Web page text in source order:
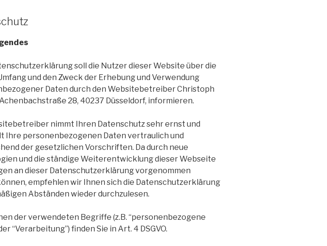
soll die Nutzer dieser Website über die
und den Zweck der Erhebung und Verwendung
Daten durch den Websitebetreiber Christoph
28, 40237 Düsseldorf, informieren.
nimmt Ihren Datenschutz sehr ernst und
Ihre personenbezogenen Daten vertraulich und
der gesetzlichen Vorschriften. Da durch neue
und die ständige Weiterentwicklung dieser Webseite
an dieser Datenschutzerklärung vorgenommen
empfehlen wir Ihnen sich die Datenschutzerklärung
Abständen wieder durchzulesen.
der verwendeten Begriffe (z.B. “personenbezogene
“Verarbeitung”) finden Sie in Art. 4 DSGVO.